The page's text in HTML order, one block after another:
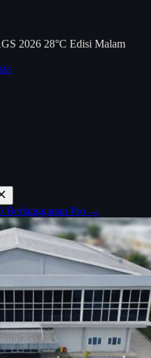
2026 28°C Edisi Malam
Berlangganan Pro →